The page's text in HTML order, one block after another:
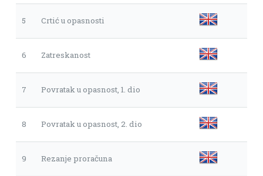
5 Crtić u opasnosti
6 Zatreskanost
7 Povratak u opasnost, 1. dio
8 Povratak u opasnost, 2. dio
9 Rezanje proračuna